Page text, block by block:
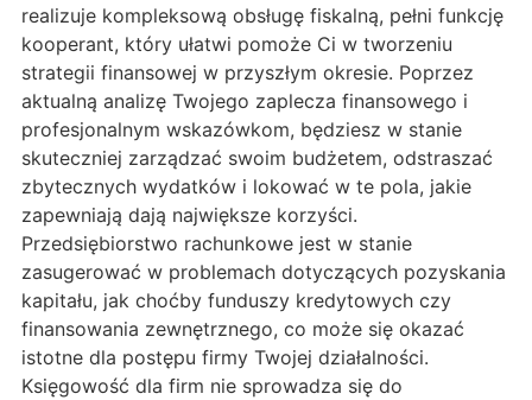
realizuje kompleksową obsługę fiskalną, pełni funkcję
kooperant, który ułatwi pomoże Ci w tworzeniu
strategii finansowej w przyszłym okresie. Poprzez
aktualną analizę Twojego zaplecza finansowego i
profesjonalnym wskazówkom, będziesz w stanie
skuteczniej zarządzać swoim budżetem, odstraszać
zbytecznych wydatków i lokować w te pola, jakie
zapewniają dają największe korzyści.
Przedsiębiorstwo rachunkowe jest w stanie
zasugerować w problemach dotyczących pozyskania
kapitału, jak choćby funduszy kredytowych czy
finansowania zewnętrznego, co może się okazać
istotne dla postępu firmy Twojej działalności.
Księgowość dla firm nie sprowadza się do